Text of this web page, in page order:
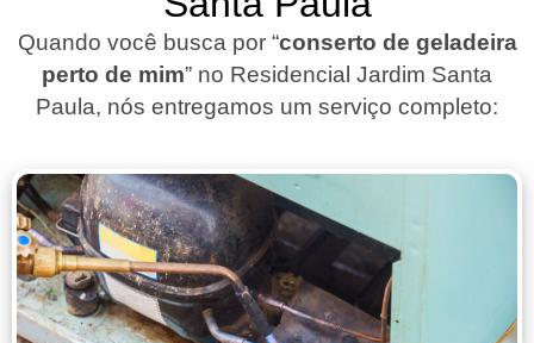
Quando você busca por “conserto de geladeira
perto de mim” no Residencial Jardim Santa
Paula, nós entregamos um serviço completo: